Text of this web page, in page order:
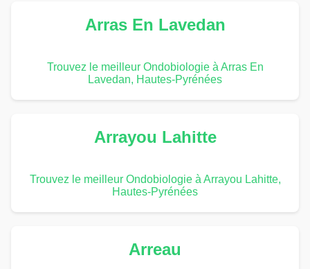
Arras En Lavedan
Trouvez le meilleur Ondobiologie à Arras En
Lavedan, Hautes-Pyrénées
Arrayou Lahitte
Trouvez le meilleur Ondobiologie à Arrayou Lahitte,
Hautes-Pyrénées
Arreau